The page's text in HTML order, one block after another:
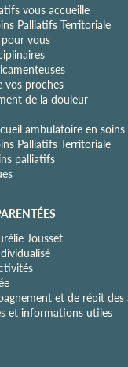
vous accueille
Palliatifs Territoriale
vous
vos proches
de la douleur
ambulatoire en
Palliatifs Territoriale
palliatifs
Jousset
et de répit des
et informations utiles